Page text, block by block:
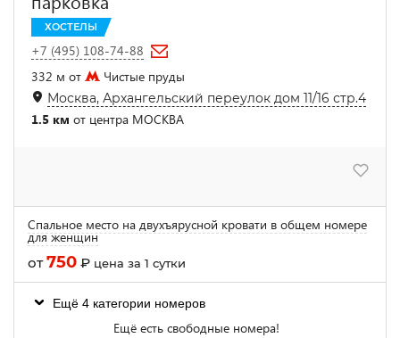
ХОСТЕЛЫ
+7 (495) 108-74-88
332 м от
Чистые пруды
Москва, Архангельский переулок дом 11/16 стр.4
1.5 км от центра МОСКВА
Спальное место на двухъярусной кровати в общем номере
для женщин
от750 ₽ цена за 1 сутки
Ещё 4 категории номеров
Ещё есть свободные номера!